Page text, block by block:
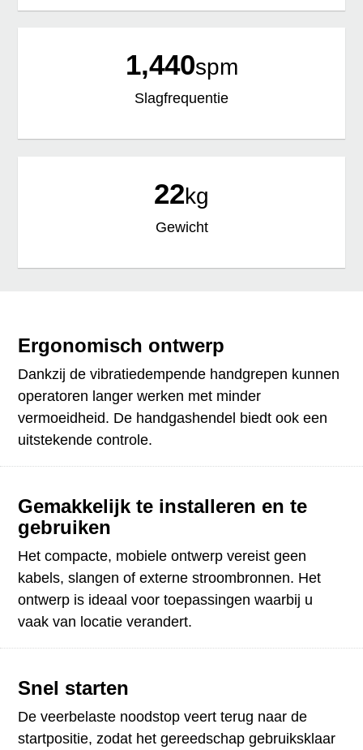
1,440spm
Slagfrequentie
22kg
Gewicht
Ergonomisch ontwerp
Dankzij de vibratiedempende handgrepen kunnen
operatoren langer werken met minder
vermoeidheid. De handgashendel biedt ook een
uitstekende controle.
Gemakkelijk te installeren en te
gebruiken
Het compacte, mobiele ontwerp vereist geen
kabels, slangen of externe stroombronnen. Het
ontwerp is ideaal voor toepassingen waarbij u
vaak van locatie verandert.
Snel starten
De veerbelaste noodstop veert terug naar de
startpositie, zodat het gereedschap gebruiksklaar